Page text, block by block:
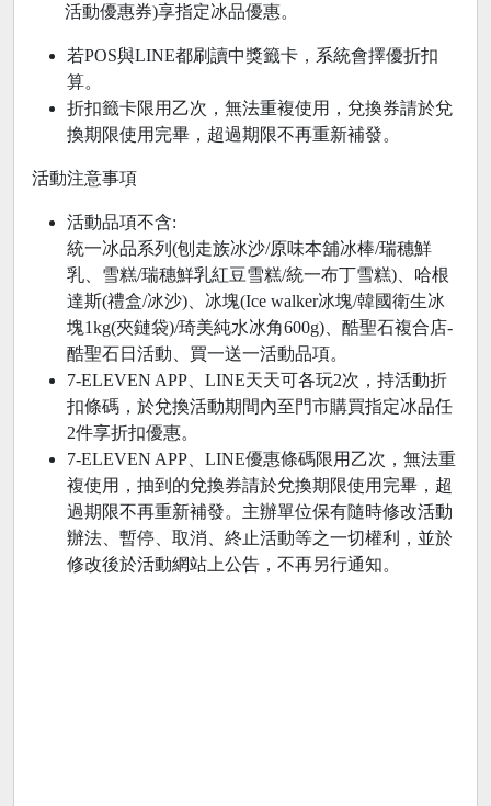
活動優惠券)享指定冰品優惠。
若POS與LINE都刷讀中獎籤卡，系統會擇優折扣
算。
折扣籤卡限用乙次，無法重複使用，兌換券請於兌
換期限使用完畢，超過期限不再重新補發。
活動注意事項
活動品項不含:
統一冰品系列(刨走族冰沙/原味本舖冰棒/瑞穗鮮
乳、雪糕/瑞穗鮮乳紅豆雪糕/統一布丁雪糕)、哈根
達斯(禮盒/冰沙)、冰塊(Ice walker冰塊/韓國衛生冰
塊1kg(夾鏈袋)/琦美純水冰角600g)、酷聖石複合店-
酷聖石日活動、買一送一活動品項。
7-ELEVEN APP、LINE天天可各玩2次，持活動折
扣條碼，於兌換活動期間內至門市購買指定冰品任
2件享折扣優惠。
7-ELEVEN APP、LINE優惠條碼限用乙次，無法重
複使用，抽到的兌換券請於兌換期限使用完畢，超
過期限不再重新補發。主辦單位保有隨時修改活動
辦法、暫停、取消、終止活動等之一切權利，並於
修改後於活動網站上公告，不再另行通知。